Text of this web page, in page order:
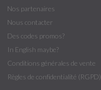
Nos partenaires
Nous contacter
Des codes promos?
In English maybe?
Conditions générales de vente
Règles de confidentialité (RGPD)